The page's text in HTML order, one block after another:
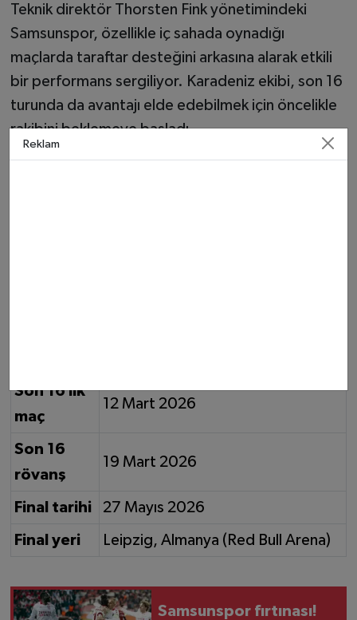
Teknik direktör Thorsten Fink yönetimindeki
Samsunspor, özellikle iç sahada oynadığı
maçlarda taraftar desteğini arkasına alarak etkili
bir performans sergiliyor. Karadeniz ekibi, son 16
turunda da avantajı elde edebilmek için öncelikle
rakibini beklemeye başladı.
Son 16 ilk
maç
12 Mart 2026
Son 16
rövanş
19 Mart 2026
Final tarihi 27 Mayıs 2026
Final yeri Leipzig, Almanya (Red Bull Arena)
Samsunspor fırtınası!
Reklam